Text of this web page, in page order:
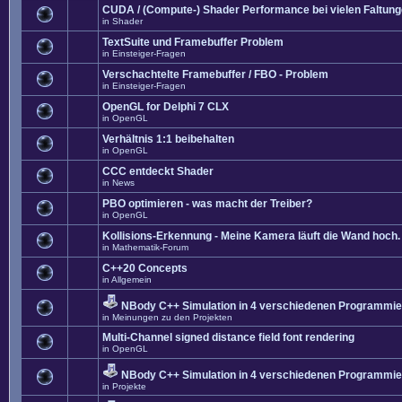
CUDA / (Compute-) Shader Performance bei vielen
in Shader
TextSuite und Framebuffer Problem
in Einsteiger-Fragen
Verschachtelte Framebuffer / FBO - Problem
in Einsteiger-Fragen
OpenGL for Delphi 7 CLX
in OpenGL
Verhältnis 1:1 beibehalten
in OpenGL
CCC entdeckt Shader
in News
PBO optimieren - was macht der Treiber?
in OpenGL
Kollisions-Erkennung - Meine Kamera läuft die Wand hoch.
in Mathematik-Forum
C++20 Concepts
in Allgemein
NBody C++ Simulation in 4 verschiedenen
in Meinungen zu den Projekten
Multi-Channel signed distance field font rendering
in OpenGL
NBody C++ Simulation in 4 verschiedenen
in Projekte